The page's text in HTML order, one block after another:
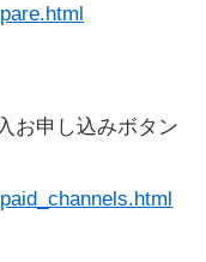
お申し込みボタン